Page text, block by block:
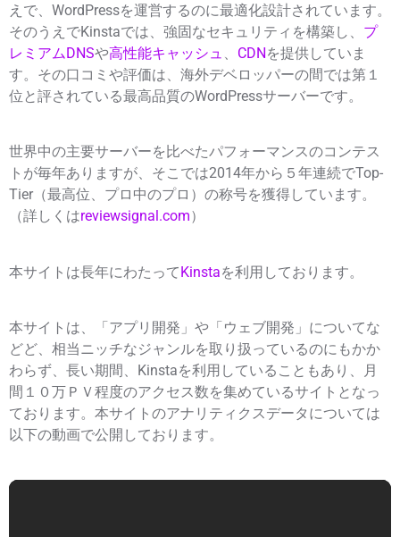
えで、WordPressを運営するのに最適化設計されています。
そのうえでKinstaでは、強固なセキュリティを構築し、 プ
レミアムDNSや高性能キャッシュ 、 CDNを提供していま
す。その口コミや評価は、海外デベロッパーの間では第１
位と評されている最高品質のWordPressサーバーです。
世界中の主要サーバーを比べたパフォーマンスのコンテス
トが毎年ありますが、そこでは2014年から ５年連続でTop-
Tier（最高位、プロ中のプロ）の称号を獲得しています。
（詳しくはreviewsignal.com）
本サイトは長年にわたってKinstaを利用しております。
本サイトは、「アプリ開発」や「ウェブ開発」についてな
どど、相当ニッチなジャンルを取り扱っているのにもかか
わらず、長い期間、Kinstaを利用していることもあり、月
間１０万ＰＶ程度のアクセス数を集めているサイトとなっ
ております。本サイトのアナリティクスデータについては
以下の動画で公開しております。